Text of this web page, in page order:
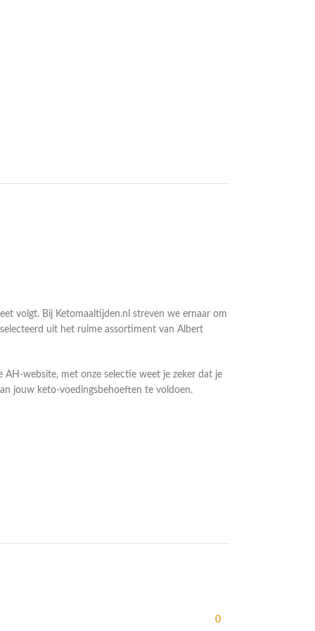
volgt. Bij Ketomaaltijden.nl streven we ernaar om
uit het ruime assortiment van Albert
website, met onze selectie weet je zeker dat je
jouw keto-voedingsbehoeften te voldoen.
0